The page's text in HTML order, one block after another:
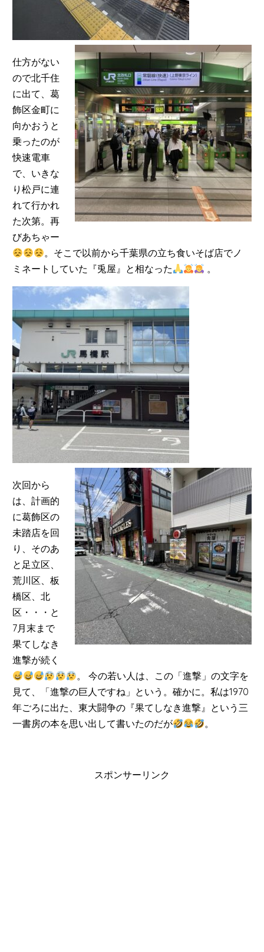
仕方がない
ので北千住
に出て、葛
飾区金町に
向かおうと
乗ったのが
快速電車
で、いきな
り松戸に連
れて行かれ
た次第。再
びあちゃー
。そこで以前から千葉県の立ち食いそば店でノ
ミネートしていた『兎屋』と相なった
。
次回から
は、計画的
に葛飾区の
未踏店を回
り、そのあ
と足立区、
荒川区、板
橋区、北
区・・・と
7月末まで
果てしなき
進撃が続く
。
今の若い人は、この 「進撃」の文字を
見て、「進撃の巨人ですね」という。確かに。私は1970
年ごろに出た、東大闘争の『果てしなき進撃』という三
一書房の本を思い出して書いたのだが
。
スポンサーリンク